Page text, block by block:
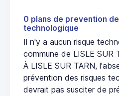
0 plans de prevention
technologique
Il n'y a aucun risque
commune de LISLE SUR
À LISLE SUR TARN,
prévention des risques
devrait pas susciter de